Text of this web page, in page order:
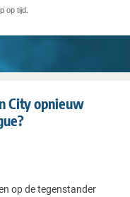
op tijd.
City opnieuw
op de tegenstander